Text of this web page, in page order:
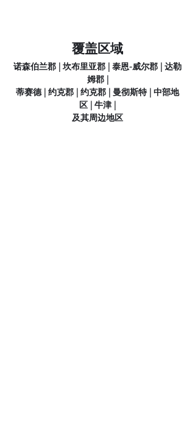
覆盖区域
诺森伯兰郡 | 坎布里亚郡 | 泰恩-威尔郡 | 达勒
姆郡 |
蒂赛德 | 约克郡 | 约克郡 | 曼彻斯特 | 中部地
区 | 牛津 |
及其周边地区